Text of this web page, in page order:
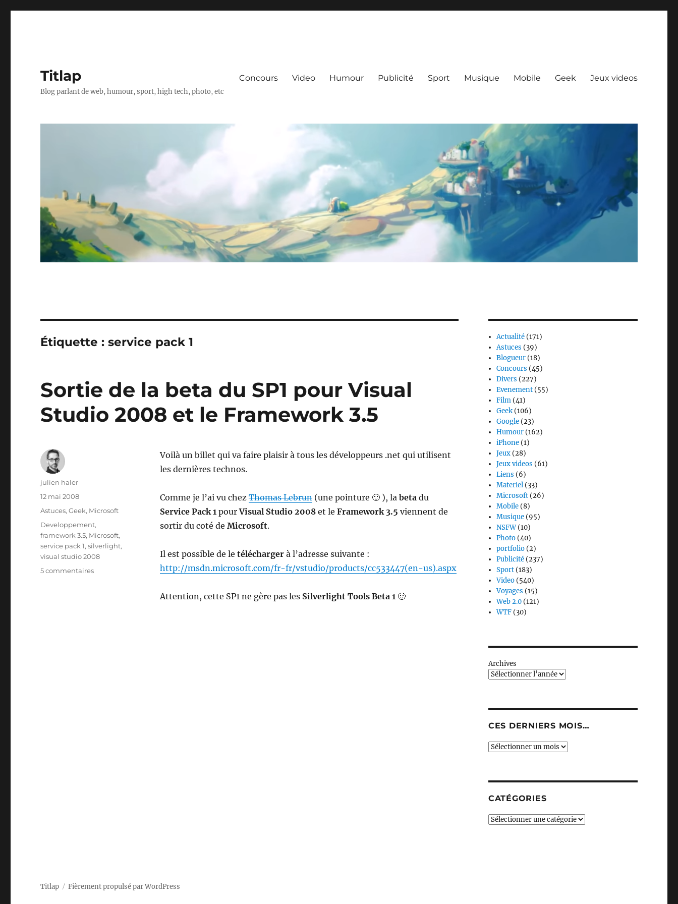
Titlap
Blog parlant de web, humour, sport, high tech, photo, etc
Concours Video Humour Publicité Sport Musique Mobile Geek Jeux videos
Étiquette :service pack 1
Sortie de la beta du SP1 pour Visual
Studio 2008 et le Framework 3.5
Voilà un billet qui va faire plaisir à tous les développeurs .net qui utilisent
les dernières technos.
Comme je l’ai vu chez Thomas Lebrun(une pointure 🙂 ), la beta du
Service Pack 1 pourVisual Studio 2008et le Framework 3.5 viennent de
sortir du coté de Microsoft.
Il est possible de le télécharger à l’adresse suivante :
http://msdn.microsoft.com/fr-fr/vstudio/products/cc533447(en-us).aspx
Attention, cette SP1 ne gère pas les Silverlight Tools Beta 1🙂
Auteur
julien haler
Publié
12 mai 2008
Catégories
Astuces,Geek, Microsoft
Étiquettes
Developpement,
framework 3.5, Microsoft,
service pack 1,silverlight,
visual studio 2008
5 commentairessur
Actualité (171)
Astuces (39)
Blogueur (18)
Concours (45)
Divers (227)
Evenement (55)
Film (41)
Geek (106)
Google (23)
Humour (162)
iPhone (1)
Jeux (28)
Jeux videos (61)
Liens (6)
Materiel (33)
Microsoft (26)
Mobile (8)
Musique (95)
NSFW(10)
Photo (40)
portfolio (2)
Publicité (237)
Sport (183)
Video (540)
Voyages (15)
Web 2.0 (121)
WTF (30)
Archives
CES DERNIERS MOIS…
Ces
CATÉGORIES
Catégories
Titlap Fièrement propulsé par WordPress